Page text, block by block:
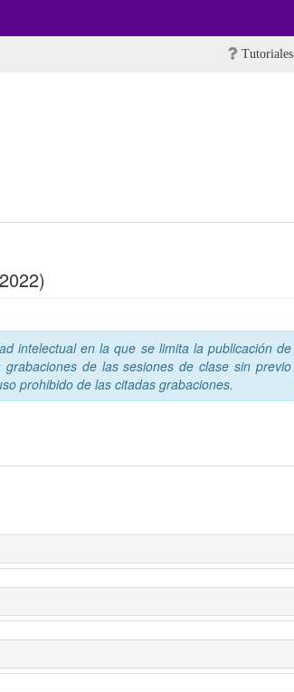
Tutoriales
intelectual en la que se limita la publicación de
de las sesiones de clase sin previo
prohibido de las citadas grabaciones.